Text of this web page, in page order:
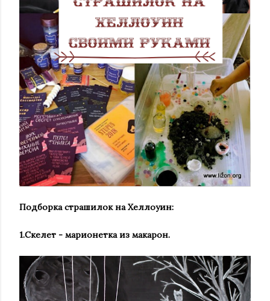
Подборка страшилок на Хеллоуин:
1.Скелет - марионетка из макарон.